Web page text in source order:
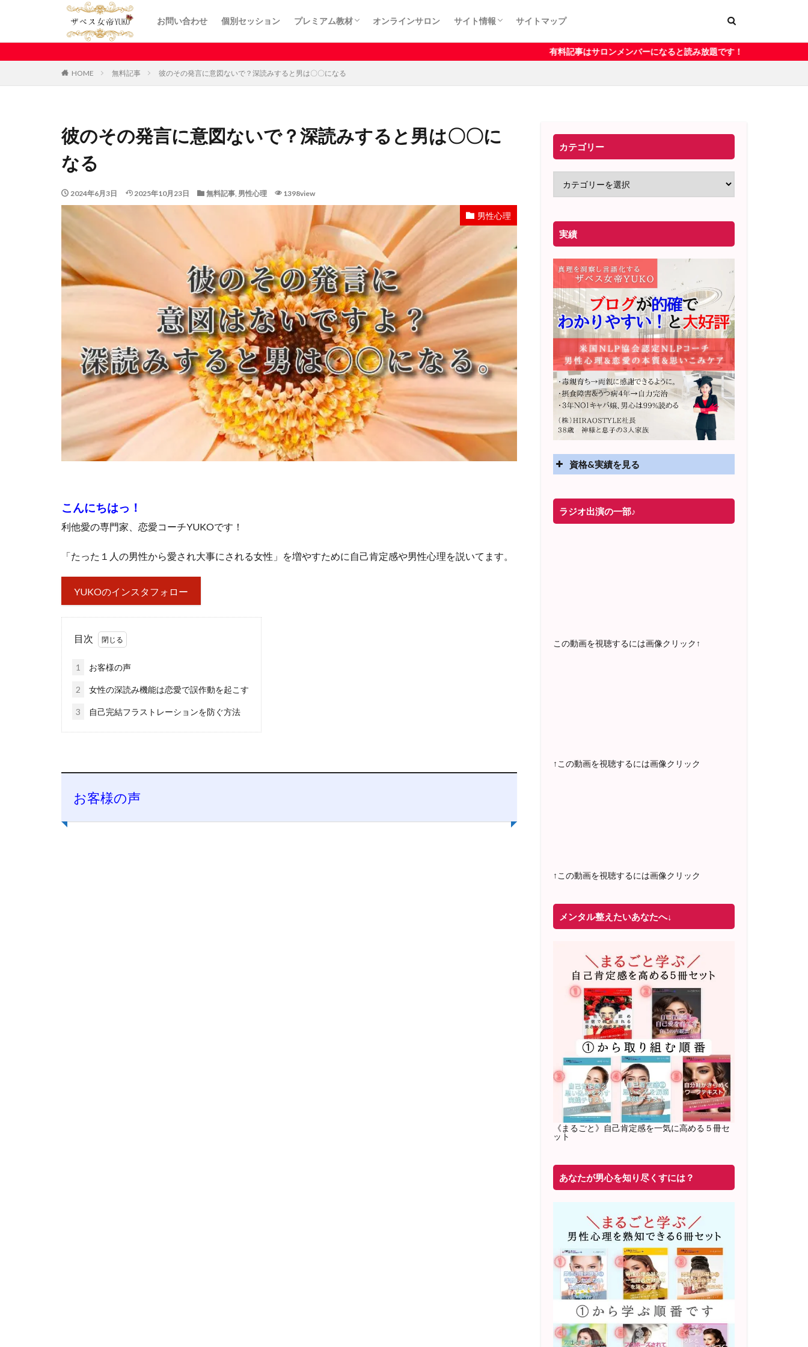
お問い合わせ 個別セッション プレミアム教材
カート
オンラインサロン サイト情報
プライバシーポリシー
利用規約
特定商取引法に基づく表記
サイトマップ
有料記事はサロンメンバーになると読み放題です！
HOME 無料記事 彼のその発言に意図ないで？深読みすると男は〇〇になる
彼のその発言に意図ないで？深読みすると男は〇〇に
なる
2024年6月3日 2025年10月23日 無料記事, 男性心理 1398view
男性心理
こんにちはっ！
利他愛の専門家、恋愛コーチYUKOです！
「たった１人の男性から愛され大事にされる女性」を増やすために自己肯定感や男性心理を説いてます。
YUKOのインスタフォロー
目次
1 お客様の声
2 女性の深読み機能は恋愛で誤作動を起こす
3 自己完結フラストレーションを防ぐ方法
お客様の声
カテゴリー
実績
資格&実績を見る
2025年4月〜 altruismコミュニティ×講座
オンラインサロン開講
1500名越え
2022年2月〜6月 男性心理グループレッ
スン 20名様満席
2019年6月 恋愛コーチとして活動を開始
ラジオ出演の一部♪
この動画を視聴するには画像クリック↑
↑この動画を視聴するには画像クリック
↑この動画を視聴するには画像クリック
メンタル整えたいあなたへ↓
《まるごと》自己肯定感を一気に高める５冊セ
ット
あなたが男心を知り尽くすには？